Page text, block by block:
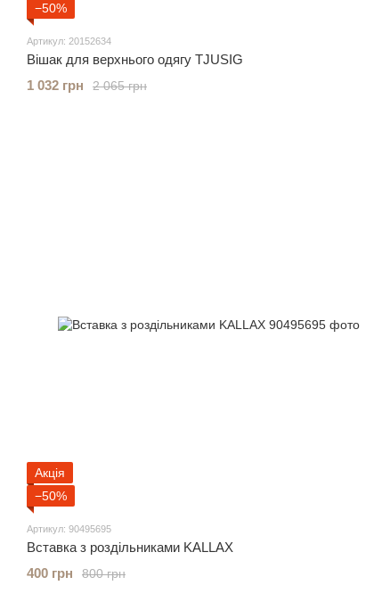
−50%
Артикул: 20152634
Вішак для верхнього одягу TJUSIG
2 065 грн
1 032 грн
Акція
−50%
Артикул: 90495695
Вставка з роздільниками KALLAX
800 грн
400 грн